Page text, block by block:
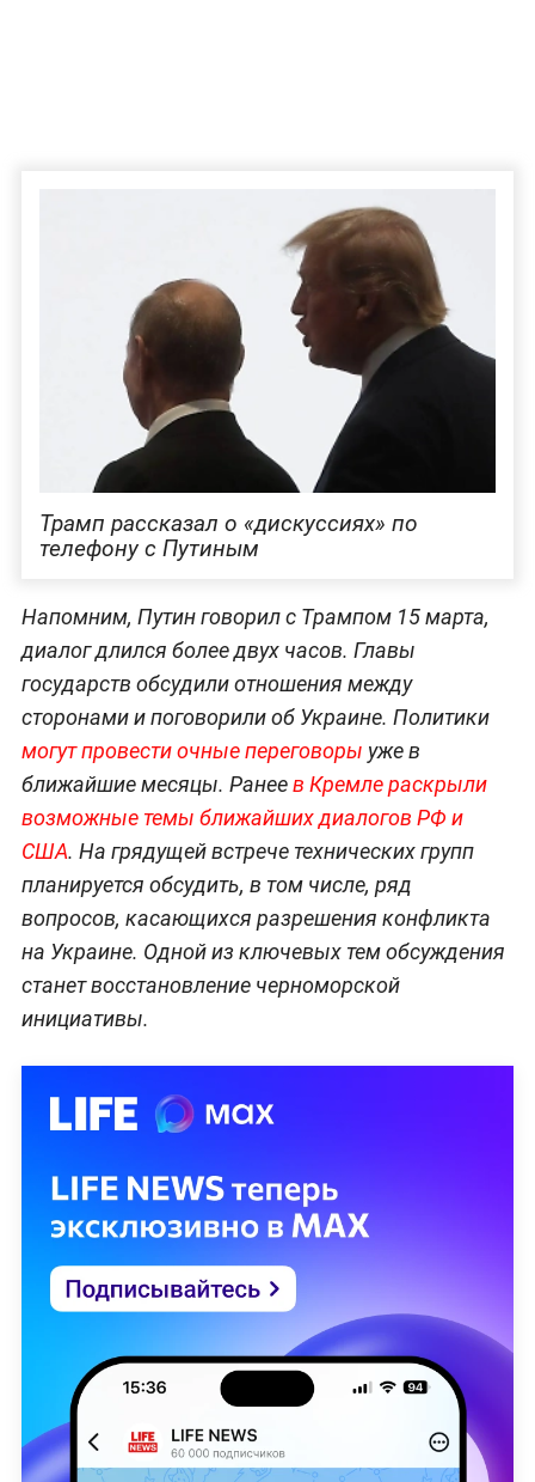
Трамп рассказал о «дискуссиях» по
телефону с Путиным
Напомним, Путин говорил с Трампом 15 марта,
диалог длился более двух часов. Главы
государств обсудили отношения между
сторонами и поговорили об Украине. Политики
могут провести очные переговоры уже в
ближайшие месяцы. Ранеев Кремле раскрыли
возможные темы ближайших диалогов РФ и
США. На грядущей встрече технических групп
планируется обсудить, в том числе, ряд
вопросов, касающихся разрешения конфликта
на Украине. Одной из ключевых тем обсуждения
станет восстановление черноморской
инициативы.